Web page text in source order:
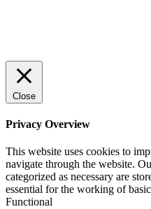
Close
Privacy Overview
This website uses cookies to
navigate through the website.
categorized as necessary are
essential for the working of
Functional